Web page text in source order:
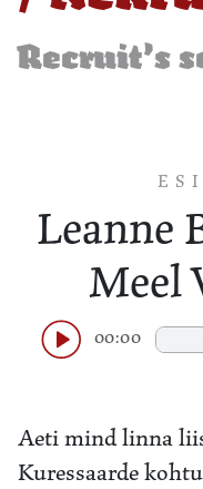
Recruit’s
Leanne
Meel
00:00
Aeti mind linna
Kuressaarde